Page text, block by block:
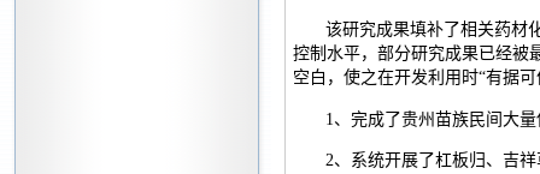
该研究成果填补了相关药材
控制水平，部分研究成果已经被
空白，使之在开发利用时“有据可
1、 完成了贵州苗族民间大
2、 系统开展了杠板归、吉